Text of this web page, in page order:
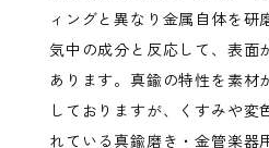
ィングと異なり金属自体を研
気中の成分と反応して、表面
あります。真鍮の特性を素材
しておりますが、くすみや変
れている真鍮磨き・金管楽器